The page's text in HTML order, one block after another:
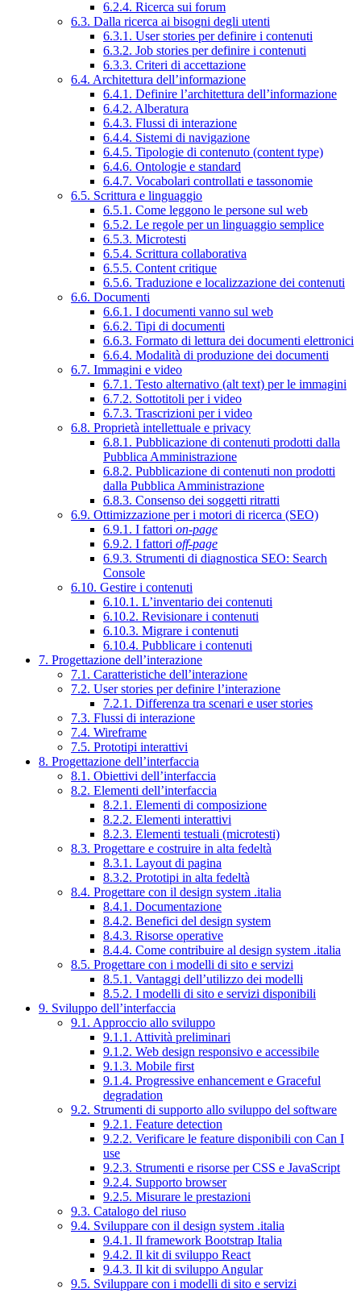
6.2.4. Ricerca sui forum
6.3. Dalla ricerca ai bisogni degli utenti
6.3.1. User stories per definire i contenuti
6.3.2. Job stories per definire i contenuti
6.3.3. Criteri di accettazione
6.4. Architettura dell’informazione
6.4.1. Definire l’architettura dell’informazione
6.4.2. Alberatura
6.4.3. Flussi di interazione
6.4.4. Sistemi di navigazione
6.4.5. Tipologie di contenuto (content type)
6.4.6. Ontologie e standard
6.4.7. Vocabolari controllati e tassonomie
6.5. Scrittura e linguaggio
6.5.1. Come leggono le persone sul web
6.5.2. Le regole per un linguaggio semplice
6.5.3. Microtesti
6.5.4. Scrittura collaborativa
6.5.5. Content critique
6.5.6. Traduzione e localizzazione dei contenuti
6.6. Documenti
6.6.1. I documenti vanno sul web
6.6.2. Tipi di documenti
6.6.3. Formato di lettura dei documenti elettronici
6.6.4. Modalità di produzione dei documenti
6.7. Immagini e video
6.7.1. Testo alternativo (alt text) per le immagini
6.7.2. Sottotitoli per i video
6.7.3. Trascrizioni per i video
6.8. Proprietà intellettuale e privacy
6.8.1. Pubblicazione di contenuti prodotti dalla
Pubblica Amministrazione
6.8.2. Pubblicazione di contenuti non prodotti
dalla Pubblica Amministrazione
6.8.3. Consenso dei soggetti ritratti
6.9. Ottimizzazione per i motori di ricerca (SEO)
6.9.1. I fattori on-page
6.9.2. I fattori off-page
6.9.3. Strumenti di diagnostica SEO: Search
Console
6.10. Gestire i contenuti
6.10.1. L’inventario dei contenuti
6.10.2. Revisionare i contenuti
6.10.3. Migrare i contenuti
6.10.4. Pubblicare i contenuti
7. Progettazione dell’interazione
7.1. Caratteristiche dell’interazione
7.2. User stories per definire l’interazione
7.2.1. Differenza tra scenari e user stories
7.3. Flussi di interazione
7.4. Wireframe
7.5. Prototipi interattivi
8. Progettazione dell’interfaccia
8.1. Obiettivi dell’interfaccia
8.2. Elementi dell’interfaccia
8.2.1. Elementi di composizione
8.2.2. Elementi interattivi
8.2.3. Elementi testuali (microtesti)
8.3. Progettare e costruire in alta fedeltà
8.3.1. Layout di pagina
8.3.2. Prototipi in alta fedeltà
8.4. Progettare con il design system .italia
8.4.1. Documentazione
8.4.2. Benefici del design system
8.4.3. Risorse operative
8.4.4. Come contribuire al design system .italia
8.5. Progettare con i modelli di sito e servizi
8.5.1. Vantaggi dell’utilizzo dei modelli
8.5.2. I modelli di sito e servizi disponibili
9. Sviluppo dell’interfaccia
9.1. Approccio allo sviluppo
9.1.1. Attività preliminari
9.1.2. Web design responsivo e accessibile
9.1.3. Mobile first
9.1.4. Progressive enhancement e Graceful
degradation
9.2. Strumenti di supporto allo sviluppo del software
9.2.1. Feature detection
9.2.2. Verificare le feature disponibili con Can I
use
9.2.3. Strumenti e risorse per CSS e JavaScript
9.2.4. Supporto browser
9.2.5. Misurare le prestazioni
9.3. Catalogo del riuso
9.4. Sviluppare con il design system .italia
9.4.1. Il framework Bootstrap Italia
9.4.2. Il kit di sviluppo React
9.4.3. Il kit di sviluppo Angular
9.5. Sviluppare con i modelli di sito e servizi